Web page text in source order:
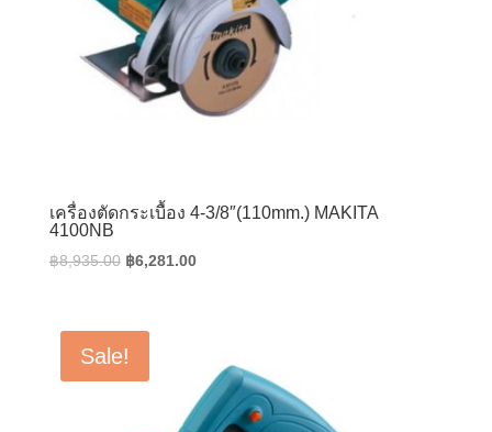
เครื่องตัดกระเบื้อง 4-3/8″(110mm.) MAKITA
4100NB
฿8,935.00 Original
฿8,935.00.
฿6,281.00Current
Sale!